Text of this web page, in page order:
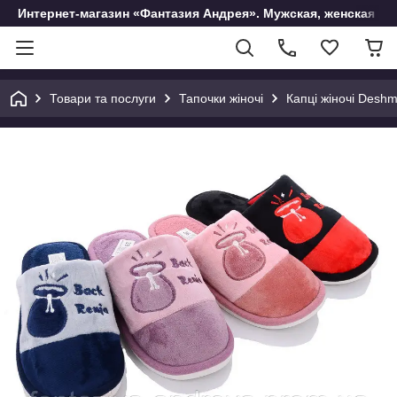
Интернет-магазин «Фантазия Андрея». Мужская, женская и
Товари та послуги Тапочки жіночі Капці жіночі